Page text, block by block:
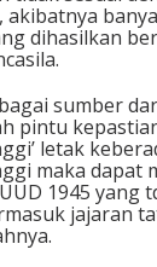
akibatnya
dihasilkan
sumber
pintu
letak
maka dapat
1945 yang
jajaran